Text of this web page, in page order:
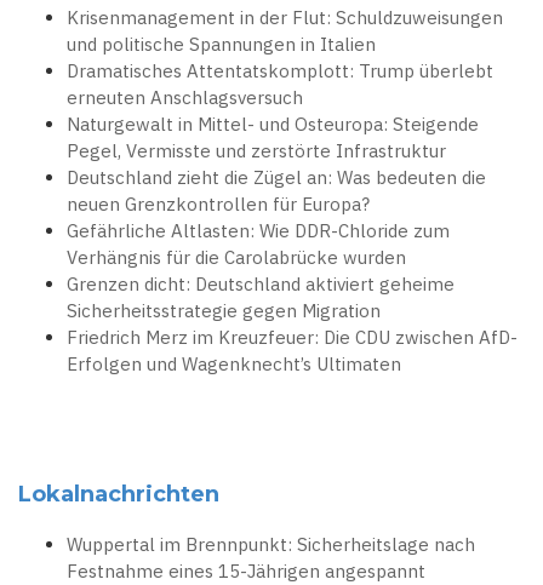
Krisenmanagement in der Flut: Schuldzuweisungen
und politische Spannungen in Italien
Dramatisches Attentatskomplott: Trump überlebt
erneuten Anschlagsversuch
Naturgewalt in Mittel- und Osteuropa: Steigende
Pegel, Vermisste und zerstörte Infrastruktur
Deutschland zieht die Zügel an: Was bedeuten die
neuen Grenzkontrollen für Europa?
Gefährliche Altlasten: Wie DDR-Chloride zum
Verhängnis für die Carolabrücke wurden
Grenzen dicht: Deutschland aktiviert geheime
Sicherheitsstrategie gegen Migration
Friedrich Merz im Kreuzfeuer: Die CDU zwischen AfD-
Erfolgen und Wagenknecht’s Ultimaten
Lokalnachrichten
Wuppertal im Brennpunkt: Sicherheitslage nach
Festnahme eines 15-Jährigen angespannt